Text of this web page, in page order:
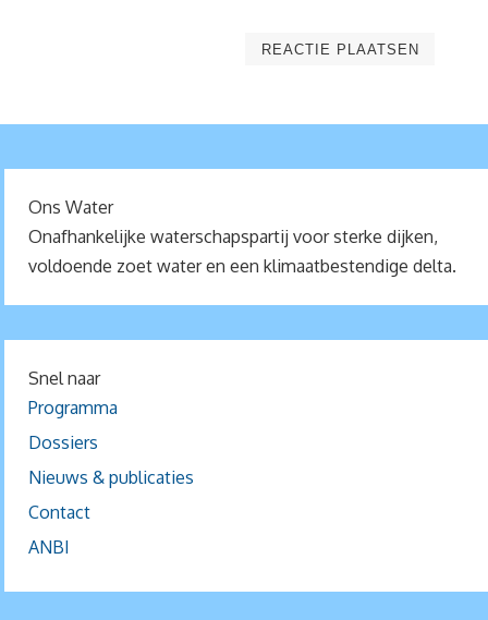
Ons Water
Onafhankelijke waterschapspartij voor sterke dijken,
voldoende zoet water en een klimaatbestendige delta.
Snel naar
Programma
Dossiers
Nieuws & publicaties
Contact
ANBI